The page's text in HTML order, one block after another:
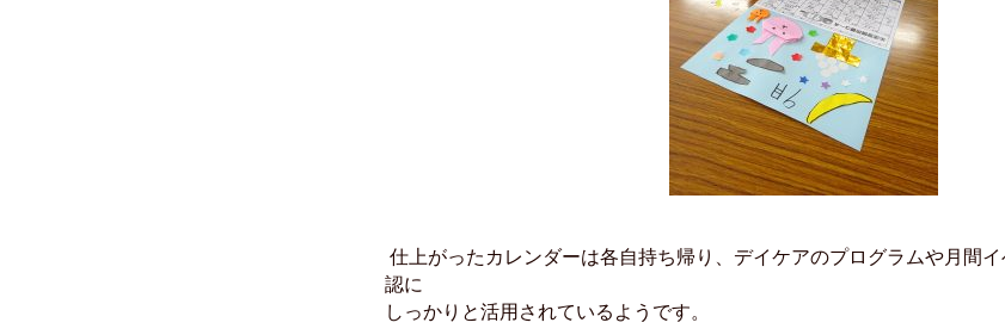
仕上がったカレンダーは各自持ち帰り、デイケアのプログラムや月間
認に
しっかりと活用されているようです。